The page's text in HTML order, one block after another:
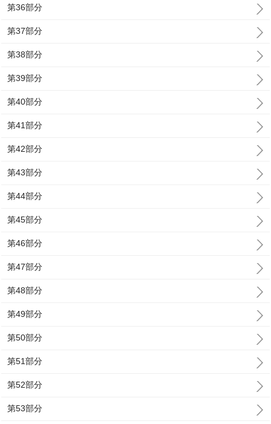
第36部分
第37部分
第38部分
第39部分
第40部分
第41部分
第42部分
第43部分
第44部分
第45部分
第46部分
第47部分
第48部分
第49部分
第50部分
第51部分
第52部分
第53部分